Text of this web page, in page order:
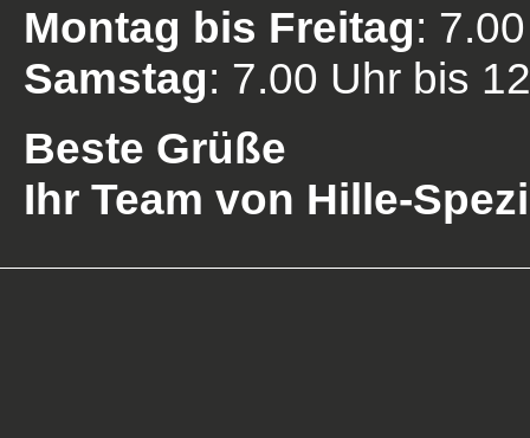
Montag bis Freitag:
Samstag: 7.00 Uhr bis
Beste Grüße
Ihr Team von Hille-